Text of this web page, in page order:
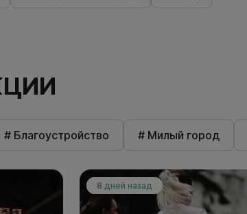
# Благоустройство # Милый город
8 дней назад